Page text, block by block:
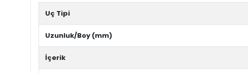
Uç Tipi
Uzunluk/Boy (mm)
İçerik